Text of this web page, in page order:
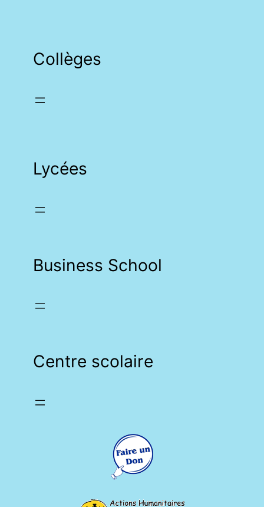
Collèges
Lycées
Business School
Centre scolaire